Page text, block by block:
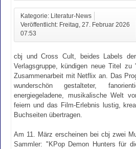
Kategorie: Literatur-News
Veröffentlicht: Freitag, 27. Februar 2026
07:53
cbj und Cross Cult, beides Labels
Verlagsgruppe, kündigen neue Titel
Zusammenarbeit mit Netflix an. Das
wunderschön gestalteter,
energiegeladene, musikalische Welt
feiern und das Film-Erlebnis lustig,
Buchseiten übertragen.
Am 11. März erscheinen bei cbj zwei
Sammler: "KPop Demon Hunters für